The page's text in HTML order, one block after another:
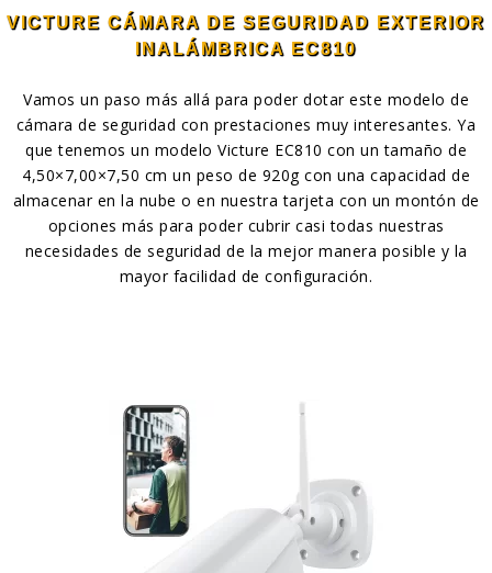
VICTURE CÁMARA DE SEGURIDAD EXTERIOR
INALÁMBRICA EC810
Vamos un paso más allá para poder dotar este modelo de
cámara de seguridad con prestaciones muy interesantes. Ya
que tenemos un modelo Victure EC810 con un tamaño de
4,50×7,00×7,50 cm un peso de 920g con una capacidad de
almacenar en la nube o en nuestra tarjeta con un montón de
opciones más para poder cubrir casi todas nuestras
necesidades de seguridad de la mejor manera posible y la
mayor facilidad de configuración.